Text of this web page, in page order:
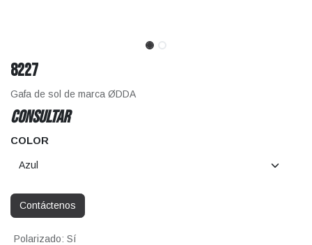
8227
Gafa de sol de marca ØDDA
CONSULTAR
COLOR
Contáctenos
Polarizado: Sí